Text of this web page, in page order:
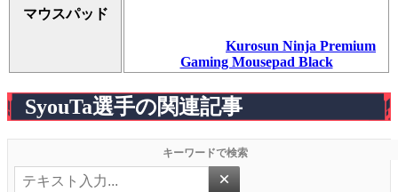
マウスパッド
Kurosun Ninja Premium
Gaming Mousepad Black
SyouTa選手の関連記事
×